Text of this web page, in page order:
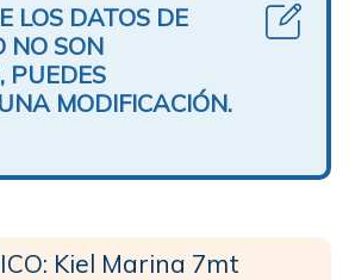
LOS DATOS DE
NO SON
PUEDES
MODIFICACIÓN.
Kiel Marina 7mt